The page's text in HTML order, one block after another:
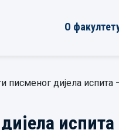
О
писменог дијела